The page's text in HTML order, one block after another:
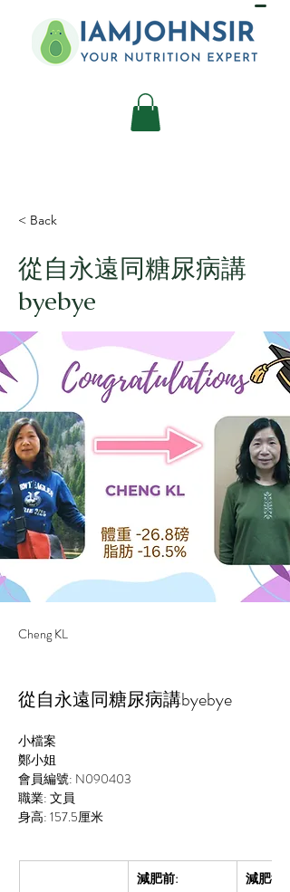
< Back
從自永遠同糖尿病講
byebye
Cheng KL
從自永遠同糖尿病講byebye
小檔案
鄭小姐
會員編號: N090403
職業: 文員
身高: 157.5厘米
減肥前: 減肥後: